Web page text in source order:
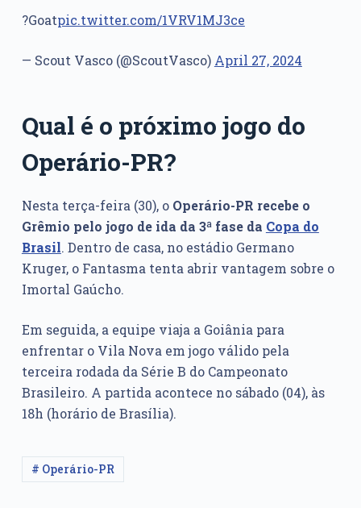
?Goatpic.twitter.com/1VRV1MJ3ce
— Scout Vasco (@ScoutVasco) April 27, 2024
Qual é o próximo jogo do
Operário-PR?
Nesta terça-feira (30), o Operário-PR recebe o
Grêmio pelo jogo de ida da 3ª fase da Copa do
Brasil. Dentro de casa, no estádio Germano
Kruger, o Fantasma tenta abrir vantagem sobre o
Imortal Gaúcho.
Em seguida, a equipe viaja a Goiânia para
enfrentar o Vila Nova em jogo válido pela
terceira rodada da Série B do Campeonato
Brasileiro. A partida acontece no sábado (04), às
18h (horário de Brasília).
# Operário-PR